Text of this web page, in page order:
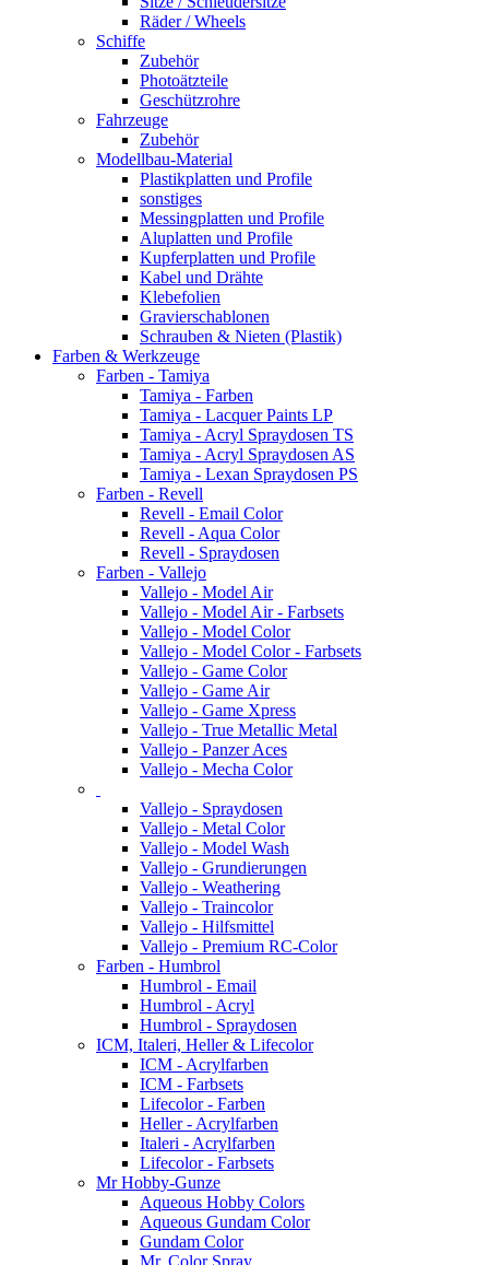
Räder / Wheels
Schiffe
Zubehör
Photoätzteile
Geschützrohre
Fahrzeuge
Zubehör
Modellbau-Material
Plastikplatten und Profile
sonstiges
Messingplatten und Profile
Aluplatten und Profile
Kupferplatten und Profile
Kabel und Drähte
Klebefolien
Gravierschablonen
Schrauben & Nieten (Plastik)
Farben & Werkzeuge
Farben - Tamiya
Tamiya - Farben
Tamiya - Lacquer Paints LP
Tamiya - Acryl Spraydosen TS
Tamiya - Acryl Spraydosen AS
Tamiya - Lexan Spraydosen PS
Farben - Revell
Revell - Email Color
Revell - Aqua Color
Revell - Spraydosen
Farben - Vallejo
Vallejo - Model Air
Vallejo - Model Air - Farbsets
Vallejo - Model Color
Vallejo - Model Color - Farbsets
Vallejo - Game Color
Vallejo - Game Air
Vallejo - Game Xpress
Vallejo - True Metallic Metal
Vallejo - Panzer Aces
Vallejo - Mecha Color
Vallejo - Spraydosen
Vallejo - Metal Color
Vallejo - Model Wash
Vallejo - Grundierungen
Vallejo - Weathering
Vallejo - Traincolor
Vallejo - Hilfsmittel
Vallejo - Premium RC-Color
Farben - Humbrol
Humbrol - Email
Humbrol - Acryl
Humbrol - Spraydosen
ICM, Italeri, Heller & Lifecolor
ICM - Acrylfarben
ICM - Farbsets
Lifecolor - Farben
Heller - Acrylfarben
Italeri - Acrylfarben
Lifecolor - Farbsets
Mr Hobby-Gunze
Aqueous Hobby Colors
Aqueous Gundam Color
Gundam Color
Mr. Color Spray